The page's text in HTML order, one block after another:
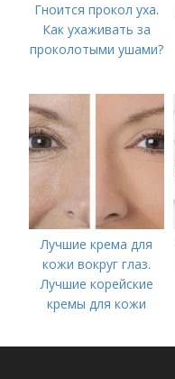
Гноится прокол уха.
Как ухаживать за
проколотыми ушами?
Лучшие крема для
кожи вокруг глаз.
Лучшие корейские
кремы для кожи
году